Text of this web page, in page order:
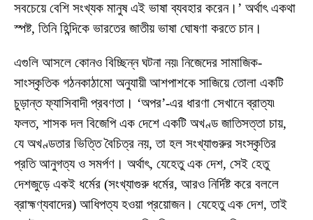
সবচেয়ে বেশি সংখ্যক মানুষ এই ভাষা ব্যবহার করেন।’ অর্থাৎ একথা
স্পষ্ট, তিনি হিন্দিকে ভারতের জাতীয় ভাষা ঘোষণা করতে চান।
এগুলি আসলে কোনও বিচ্ছিন্ন ঘটনা নয়৷ নিজেদের সামাজিক-
সাংস্কৃতিক গঠনকাঠামো অনুযায়ী আশপাশকে সাজিয়ে তোলা একটি
চুড়ান্ত ফ্যাসিবাদী প্রবণতা। ‘অপর’-এর ধারণা সেখানে ব্রাত্য৷
ফলত, শাসক দল বিজেপি এক দেশে একটি অখণ্ড জাতিসত্তা চায়,
যে অখণ্ডতার ভিত্তি বৈচিত্র নয়, তা হল সংখ্যাগুরুর সংস্কৃতির
প্রতি আনুগত্য ও সমর্পণ। অর্থাৎ, যেহেতু এক দেশ, সেই হেতু
দেশজুড়ে একই ধর্মের (সংখ্যাগুরু ধর্মের, আরও নির্দিষ্ট করে বললে
ব্রাহ্মণ্যবাদের) আধিপত্য হওয়া প্রয়োজন। যেহেতু এক দেশ, তাই